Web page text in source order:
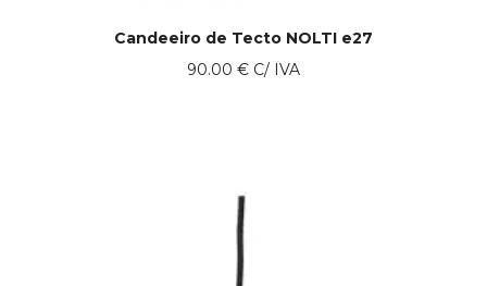
Candeeiro de Tecto NOLTI e27
90.00 € C/ IVA